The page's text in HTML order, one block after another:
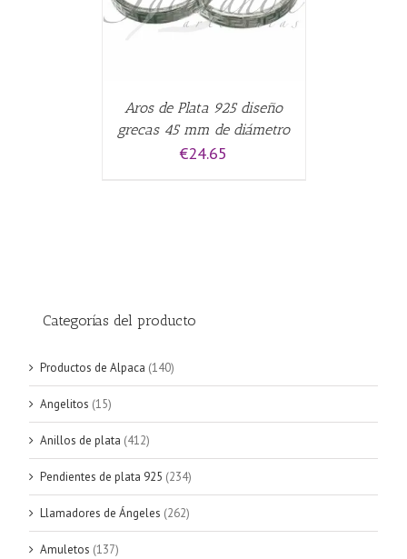
Aros de Plata 925 diseño
grecas 45 mm de diámetro
€24.65
Categorías del producto
Productos de Alpaca (140)
Angelitos (15)
Anillos de plata (412)
Pendientes de plata 925 (234)
Llamadores de Ángeles (262)
Amuletos (137)